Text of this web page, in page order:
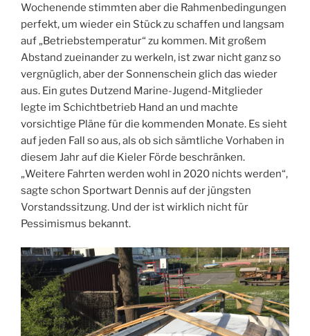
Wochenende stimmten aber die Rahmenbedingungen
perfekt, um wieder ein Stück zu schaffen und langsam
auf „Betriebstemperatur“ zu kommen. Mit großem
Abstand zueinander zu werkeln, ist zwar nicht ganz so
vergnüglich, aber der Sonnenschein glich das wieder
aus. Ein gutes Dutzend Marine-Jugend-Mitglieder
legte im Schichtbetrieb Hand an und machte
vorsichtige Pläne für die kommenden Monate. Es sieht
auf jeden Fall so aus, als ob sich sämtliche Vorhaben in
diesem Jahr auf die Kieler Förde beschränken.
„Weitere Fahrten werden wohl in 2020 nichts werden“,
sagte schon Sportwart Dennis auf der jüngsten
Vorstandssitzung. Und der ist wirklich nicht für
Pessimismus bekannt.